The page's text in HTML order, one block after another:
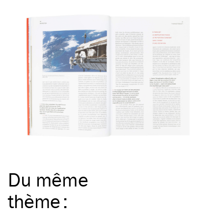
Du même
thème: